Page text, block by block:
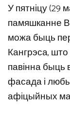
У пятніцу (29
памяшканне
можа быць
Кангрэса,
павінна
фасада і
афіцыйных